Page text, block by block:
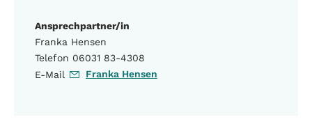
Ansprechpartner/in
Franka Hensen
Telefon 06031 83-4308
E-Mail
Franka Hensen